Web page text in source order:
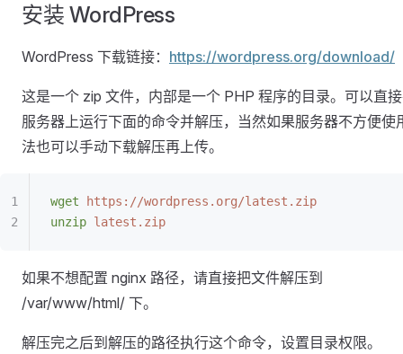
安装 WordPress
WordPress 下载链接： https://wordpress.org/download/
这是一个 zip 文件，内部是一个 PHP 程序的目录。可以直
服务器上运行下面的命令并解压，当然如果服务器不方便使
法也可以手动下载解压再上传。
wget https://wordpress.org/latest.zip
unzip latest.zip
如果不想配置 nginx 路径，请直接把文件解压到
/var/www/html/ 下。
解压完之后到解压的路径执行这个命令，设置目录权限。